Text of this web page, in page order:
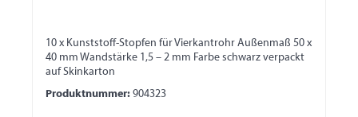
10 x Kunststoff-Stopfen für Vierkantrohr Außenmaß 50 x
40 mm Wandstärke 1,5 – 2 mm Farbe schwarz verpackt
auf Skinkarton
Produktnummer: 904323